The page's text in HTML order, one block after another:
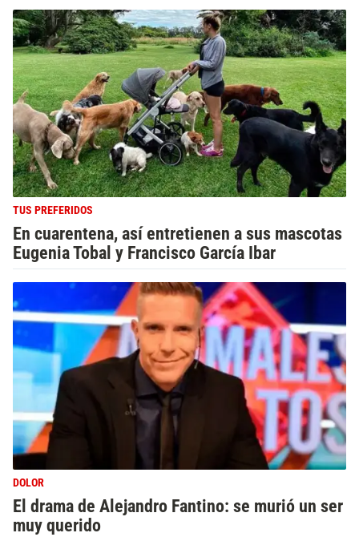
TUS PREFERIDOS
En cuarentena, así entretienen a sus mascotas
Eugenia Tobal y Francisco García Ibar
DOLOR
El drama de Alejandro Fantino: se murió un ser
muy querido